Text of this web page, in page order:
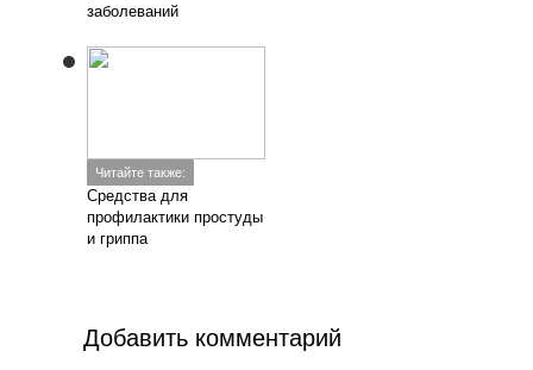
заболеваний
Читайте также:
Средства для
профилактики простуды
и гриппа
Добавить комментарий